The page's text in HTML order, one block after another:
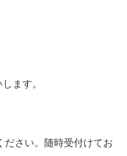
ます。
ださい。随時受付けてお